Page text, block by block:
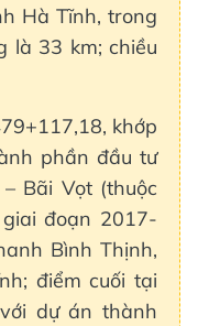
Hà Tĩnh, trong
là 33 km; chiều
khớp
phần đầu tư
Bãi Vọt (thuộc
đoạn 2017-
Bình Thịnh,
điểm cuối tại
dự án thành